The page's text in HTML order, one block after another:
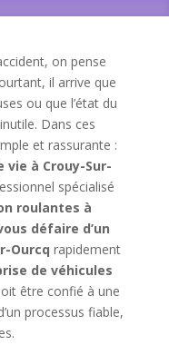
on pense
il arrive que
ou que l’état du
Dans ces
et rassurante :
vie à Crouy-Sur-
spécialisé
roulantes à
défaire d’un
Ourcq rapidement
de véhicules
être confié à une
processus fiable,